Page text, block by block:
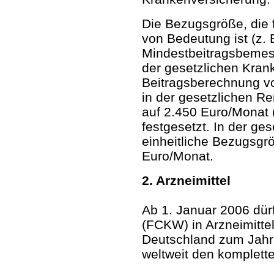
Die Bezugsgröße,
von Bedeutung ist (z.
der gesetzlichen
Beitragsberechnung
in der gesetzlichen
auf 2.450 Euro/Monat
festgesetzt. In der
einheitliche
Euro/Monat.
2. Arzneimittel
Ab 1. Januar 2006
(FCKW) in
Deutschland zum
weltweit den